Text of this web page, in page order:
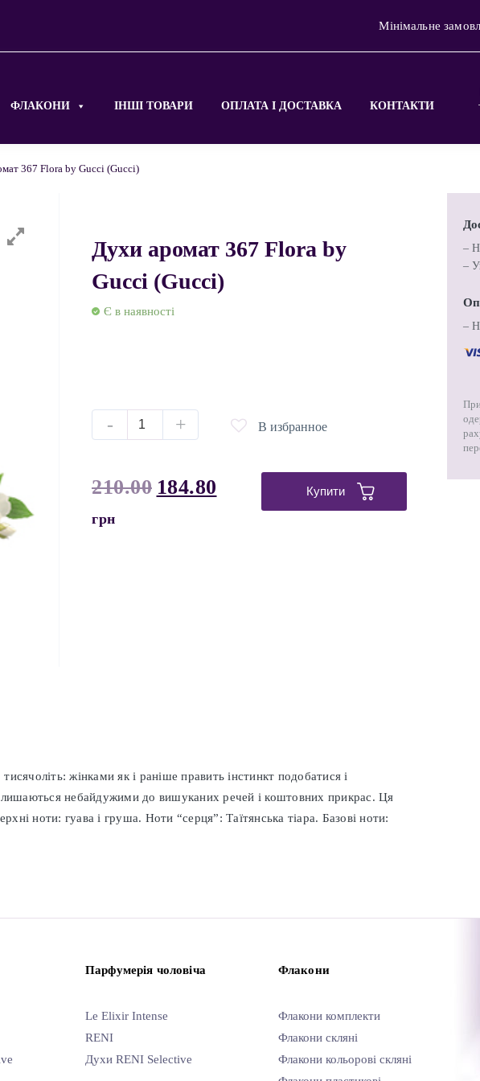
Мінімальне
ФЛАКОНИ ІНШІ ТОВАРИ ОПЛАТА І ДОСТАВКА КОНТАКТИ
367 Flora by Gucci (Gucci)
Духи аромат 367 Flora by
Gucci (Gucci)
Є в наявності
- + В избранное
210.00 184.80
грн
Купити
–
–
–
жінками як і раніше править інстинкт подобатися і
небайдужими до вишуканих речей і коштовних прикрас. Ця
ноти: гуава і груша. Ноти “серця”: Таїтянська тіара. Базові ноти:
Парфумерія чоловіча
Le Elixir Intense
RENI
Духи RENI Selective
Флакони
Флакони комплекти
Флакони скляні
Флакони кольорові скляні